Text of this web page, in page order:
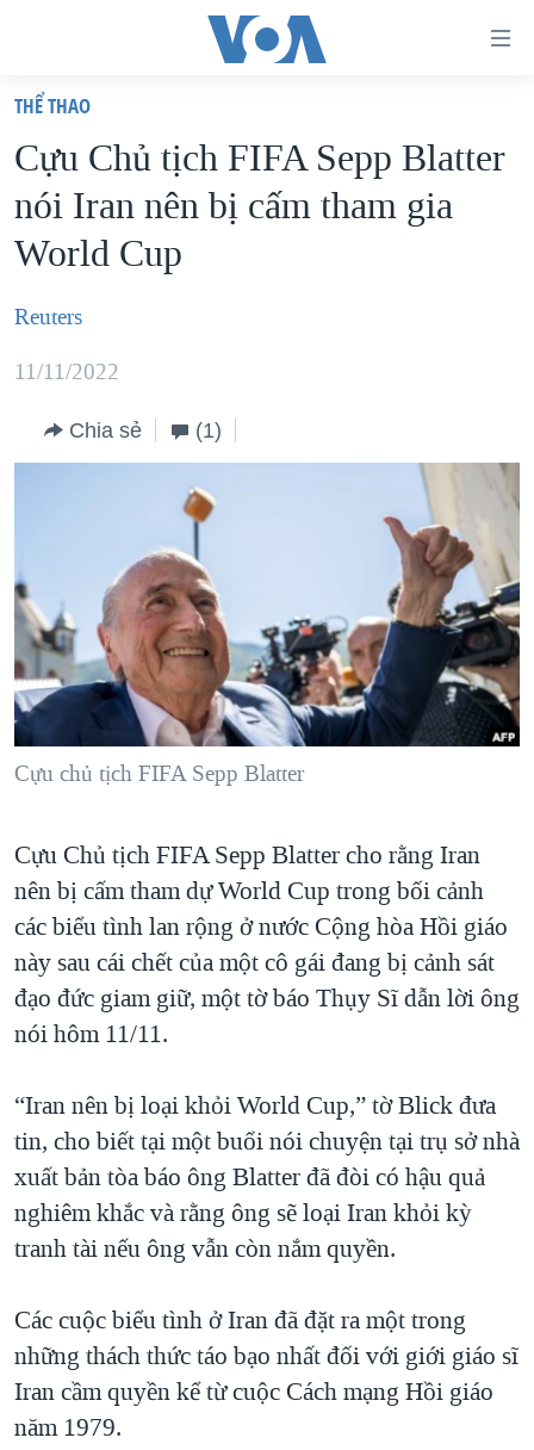
truy
cập
Tới
nội
chính
điều
hướng
chính
VIỆT NAM
HOA KỲ
BIỂN ĐÔNG
THẾ GIỚI
DIỄN ĐÀN
MỤC
VẠCH TRẦN TIN GIẢ
NGƯỜI VIỆT HẢI NGOẠI
ĐỜI SỐNG
KINH TẾ
KHOA HỌC
VĂN HOÁ
GIÁO DỤC
CHUYÊN ĐỀ
CHIẾN TRANH THƯƠNG MẠI CỦA MỸ: QUÁ KHỨ VÀ HIỆN
HÀNH TRÌNH BẦU CỬ 2024
MỘT NĂM CHIẾN TRANH TẠI DẢI GAZA
GIẢI MÃ VÀNH ĐAI & CON ĐƯỜNG
NGÀY TỊ NẠN THẾ GIỚI
CÁC GIÁ TRỊ CỘNG HÒA Ở VIỆT NAM
THƯỢNG ĐỈNH TRUMP-KIM TẠI VIỆT NAM
TRỊNH VĨNH BÌNH VS. CHÍNH PHỦ VIỆT NAM
NGƯ DÂN VIỆT VÀ LÀN SÓNG TRỘM HẢI SÂM
QUAN HỆ VIỆT MỸ
NGHE
MẠNG XÃ HỘI
Ngôn ngữ khác
THỂ THAO
Cựu Chủ tịch FIFA Sepp Blatter
nói Iran nên bị cấm tham gia
World Cup
Reuters
11/11/2022
Chia sẻ (1)
Cựu chủ tịch FIFA Sepp Blatter
Cựu Chủ tịch FIFA Sepp Blatter cho rằng Iran
nên bị cấm tham dự World Cup trong bối cảnh
các biểu tình lan rộng ở nước Cộng hòa Hồi giáo
này sau cái chết của một cô gái đang bị cảnh sát
đạo đức giam giữ, một tờ báo Thụy Sĩ dẫn lời ông
nói hôm 11/11.
“Iran nên bị loại khỏi World Cup,” tờ Blick đưa
tin, cho biết tại một buổi nói chuyện tại trụ sở nhà
xuất bản tòa báo ông Blatter đã đòi có hậu quả
nghiêm khắc và rằng ông sẽ loại Iran khỏi kỳ
tranh tài nếu ông vẫn còn nắm quyền.
Các cuộc biểu tình ở Iran đã đặt ra một trong
những thách thức táo bạo nhất đối với giới giáo sĩ
Iran cầm quyền kể từ cuộc Cách mạng Hồi giáo
năm 1979.